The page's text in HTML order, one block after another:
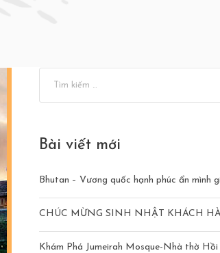
Bài viết mới
Bhutan – Vương quốc hạnh phúc ẩn mình
CHÚC MỪNG SINH NHẬT KHÁCH
Khám Phá Jumeirah Mosque-Nhà thờ Hồi